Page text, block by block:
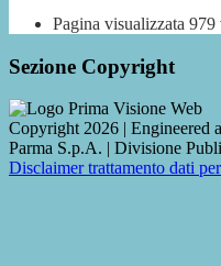
Pagina visualizzata 979
Sezione Copyright
Copyright 2026 | Engineered
Parma S.p.A. | Divisione
Disclaimer trattamento dati